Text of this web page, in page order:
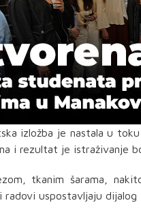
izložba je nastala u
i rezultat je istraživanje
tkanim šarama,
radovi uspostavljaju